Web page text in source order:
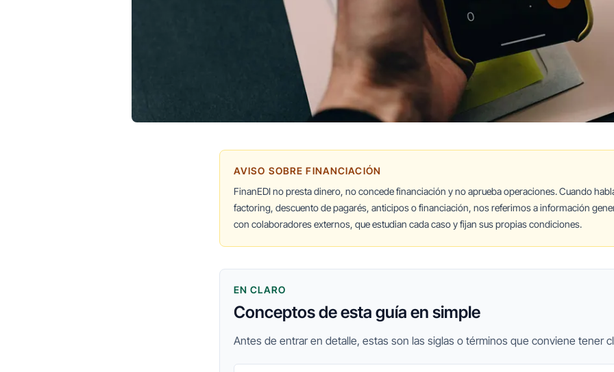
AVISO SOBRE FINANCIACIÓN
FinanEDI no presta dinero, no concede financiación y no aprueba operaciones. Cuando
factoring, descuento de pagarés, anticipos o financiación, nos referimos a información
con colaboradores externos, que estudian cada caso y fijan sus propias condiciones.
EN CLARO
Conceptos de esta guía en simple
Antes de entrar en detalle, estas son las siglas o términos que conviene tener